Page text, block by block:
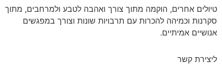
טיולים אחרים, הוקמה מתוך צורך ואהבה לטבע ולמרחבים, מתוך
סקרנות וכמיהה להכרות עם תרבויות שונות וצורך במפגשים
אנושיים אמיתיים.
ליצירת קשר